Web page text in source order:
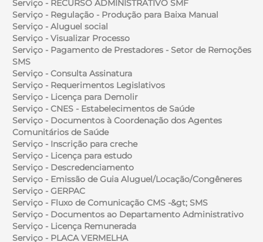
Serviço - RECURSO ADMINISTRATIVO SMF
Serviço - Regulação - Produção para Baixa Manual
Serviço - Aluguel social
Serviço - Visualizar Processo
Serviço - Pagamento de Prestadores - Setor de Remoções
SMS
Serviço - Consulta Assinatura
Serviço - Requerimentos Legislativos
Serviço - Licença para Demolir
Serviço - CNES - Estabelecimentos de Saúde
Serviço - Documentos à Coordenação dos Agentes
Comunitários de Saúde
Serviço - Inscrição para creche
Serviço - Licença para estudo
Serviço - Descredenciamento
Serviço - Emissão de Guia Aluguel/Locação/Congêneres
Serviço - GERPAC
Serviço - Fluxo de Comunicação CMS -&gt; SMS
Serviço - Documentos ao Departamento Administrativo
Serviço - Licença Remunerada
Serviço - PLACA VERMELHA